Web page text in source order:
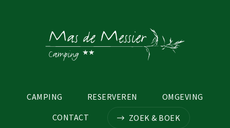
CAMPING RESERVEREN
OMGEVING
CONTACT
ZOEK & BOEK